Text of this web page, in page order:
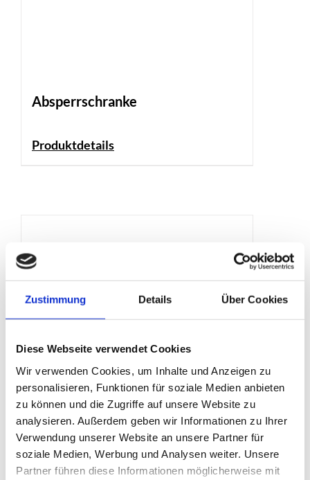
Zustimmung Details Über Cookies
Diese Webseite verwendet Cookies
Wir verwenden Cookies, um Inhalte und Anzeigen zu
personalisieren, Funktionen für soziale Medien anbieten
zu können und die Zugriffe auf unsere Website zu
analysieren. Außerdem geben wir Informationen zu Ihrer
Verwendung unserer Website an unsere Partner für
soziale Medien, Werbung und Analysen weiter. Unsere
Partner führen diese Informationen möglicherweise mit
Absperrschranke
Produktdetails
Absturzsicherung
Produktdetails